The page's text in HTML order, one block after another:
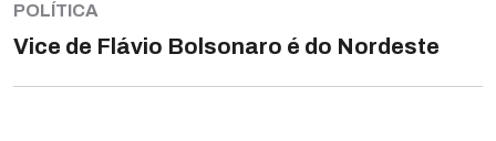
POLÍTICA
Vice de Flávio Bolsonaro é do Nordeste